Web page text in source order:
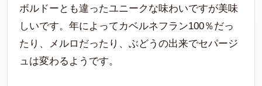
ボルドーとも違ったユニークな味わいですが美味
しいです。年によってカベルネフラン100％だっ
たり、メルロだったり、ぶどうの出来でセパージ
ュは変わるようです。